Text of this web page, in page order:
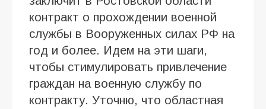
контракт о прохождении военной
службы в Вооруженных силах РФ на
год и более. Идем на эти шаги,
чтобы стимулировать привлечение
граждан на военную службу по
контракту. Уточню, что областная